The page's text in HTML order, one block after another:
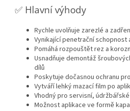
✅ Hlavní výhody
Rychle uvolňuje zarezlé a
Vynikající penetrační schopnost
Pomáhá rozpouštět rez a
Usnadňuje demontáž
dílů
Poskytuje dočasnou ochranu
Vytváří lehký mazací film po
Vhodný pro servisní,
Možnost aplikace ve formě